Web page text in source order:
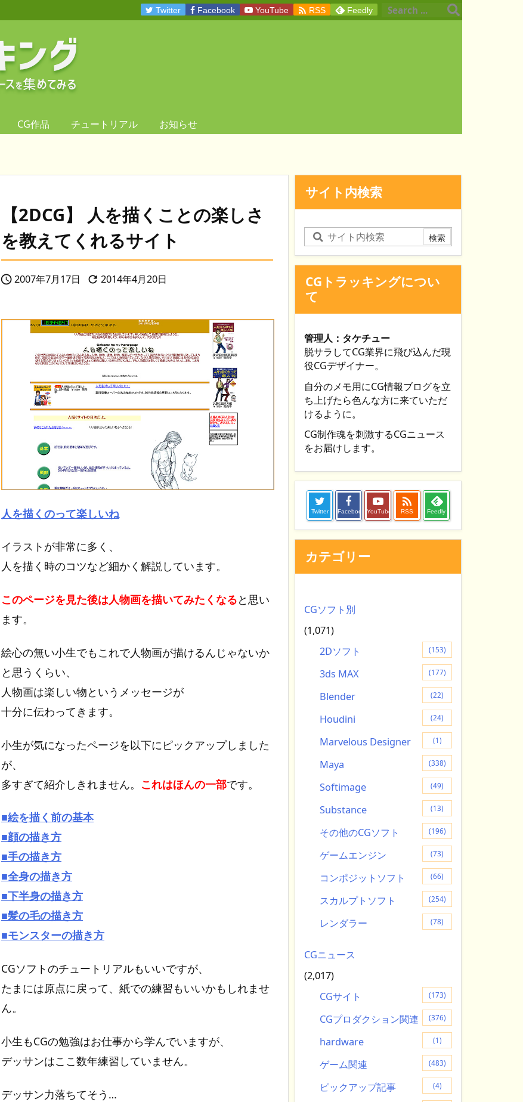
CG作品 チュートリアル お知らせ
Twitter Facebook YouTube  RSS Feedly
【2DCG】 人を描くことの楽しさ
を教えてくれるサイト
2007年7月17日  2014年4月20日
人を描くのって楽しいね
イラストが非常に多く、
人を描く時のコツなど細かく解説しています。
このページを見た後は人物画を描いてみたくなると思い
ます。
絵心の無い小生でもこれで人物画が描けるんじゃないか
と思うくらい、
人物画は楽しい物というメッセージが
十分に伝わってきます。
小生が気になったページを以下にピックアップしました
が、
多すぎて紹介しきれません。 これはほんの一部です。
■絵を描く前の基本
■顔の描き方
■手の描き方
■全身の描き方
■下半身の描き方
■髪の毛の描き方
■モンスターの描き方
CGソフトのチュートリアルもいいですが、
たまには原点に戻って、紙での練習もいいかもしれませ
ん。
小生もCGの勉強はお仕事から学んでいますが、
デッサンはここ数年練習していません。
デッサン力落ちてそう…
サイト内検索
CGトラッキングについ
て
管理人：タケチュー
脱サラしてCG業界に飛び込んだ現
役CGデザイナー。
自分のメモ用にCG情報ブログを立
ち上げたら色んな方に来ていただ
けるように。
CG制作魂を刺激するCGニュース
をお届けします。
Twitter Facebook YouTube

RSS Feedly
カテゴリー
CGソフト別
(1,071)
2Dソフト
(153)
3ds MAX (177)
Blender (22)
Houdini (24)
Marvelous Designer (1)
Maya (338)
Softimage (49)
Substance (13)
その他のCGソフト (196)
ゲームエンジン (73)
コンポジットソフト (66)
スカルプトソフト (254)
レンダラー (78)
CGニュース
(2,017)
CGサイト
(173)
CGプロダクション関連 (376)
hardware (1)
ゲーム関連 (483)
ピックアップ記事 (4)